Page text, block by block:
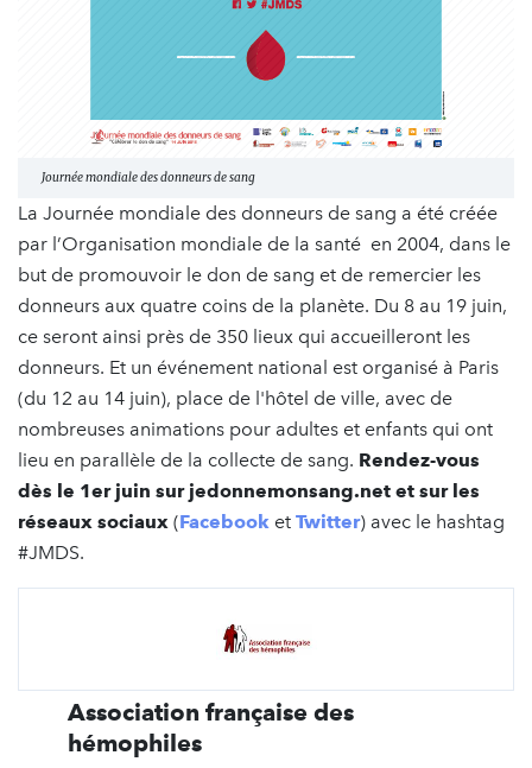
Journée mondiale des donneurs de sang
La Journée mondiale des donneurs de sang a été créée
par l’Organisation mondiale de la santé en 2004, dans le
but de promouvoir le don de sang et de remercier les
donneurs aux quatre coins de la planète. Du 8 au 19 juin,
ce seront ainsi près de 350 lieux qui accueilleront les
donneurs. Et un événement national est organisé à Paris
(du 12 au 14 juin), place de l'hôtel de ville, avec de
nombreuses animations pour adultes et enfants qui ont
lieu en parallèle de la collecte de sang. Rendez-vous
dès le 1er juin sur jedonnemonsang.net et sur les
réseaux sociaux (Facebook et Twitter) avec le hashtag
#JMDS.
Association française des
hémophiles